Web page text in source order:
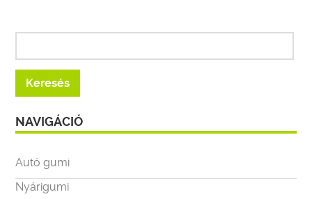
NAVIGÁCIÓ
Autó gumi
Nyárigumi